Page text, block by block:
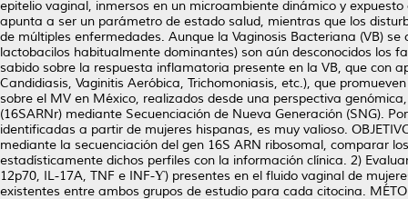
epitelio vaginal, inmersos en un microambiente dinámico y
apunta a ser un parámetro de estado salud, mientras que los
de múltiples enfermedades. Aunque la Vaginosis Bacteriana (VB)
lactobacilos habitualmente dominantes) son aún desconocidos los
sabido sobre la respuesta inflamatoria presente en la VB, que con
Candidiasis, Vaginitis Aeróbica, Trichomoniasis, etc.), que
sobre el MV en México, realizados desde una perspectiva
(16SARNr) mediante Secuenciación de Nueva Generación (SNG).
identificadas a partir de mujeres hispanas, es muy valioso.
mediante la secuenciación del gen 16S ARN ribosomal, comparar
estadísticamente dichos perfiles con la información clínica. 2)
12p70, IL-17A, TNF e INF-Ƴ) presentes en el fluido vaginal de
existentes entre ambos grupos de estudio para cada citocina.